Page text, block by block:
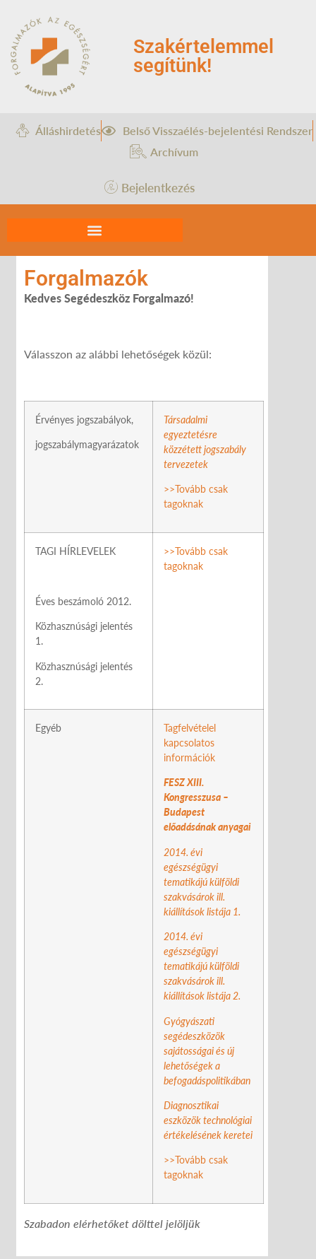
Szakértelemmel
segítünk!
Álláshirdetés
Belső Visszaélés-bejelentési Rendszer
Archívum
Bejelentkezés
Forgalmazók
Kedves Segédeszköz Forgalmazó!
Válasszon az alábbi lehetőségek közül:
Érvényes jogszabályok,
jogszabálymagyarázatok
Társadalmi
egyeztetésre
közzétett jogszabály
tervezetek
>>Tovább csak
tagoknak
TAGI HÍRLEVELEK
Éves beszámoló 2012.
Közhasznúsági jelentés
1.
Közhasznúsági jelentés
2.
>>Tovább csak
tagoknak
Egyéb
Tagfelvételel
kapcsolatos
információk
FESZ XIII.
Kongresszusa –
Budapest
előadásának anyagai
2014. évi
egészségügyi
tematikájú külföldi
szakvásárok ill.
kiállítások listája 1.
2014. évi
egészségügyi
tematikájú külföldi
szakvásárok ill.
kiállítások listája 2.
Gyógyászati
segédeszközök
sajátosságai és új
lehetőségek a
befogadáspolitikában
Diagnosztikai
eszközök technológiai
értékelésének keretei
>>Tovább csak
tagoknak
Szabadon elérhetőket dölttel jelöljük